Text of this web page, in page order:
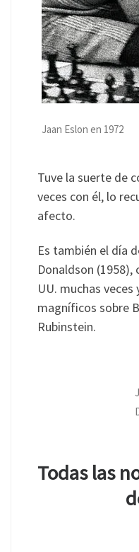
Jaan Eslon en 1972
Tuve la suerte de
veces con él, lo
afecto.
Es también el día
Donaldson (1958),
UU. muchas
magníficos sobre
Rubinstein.
Todas las